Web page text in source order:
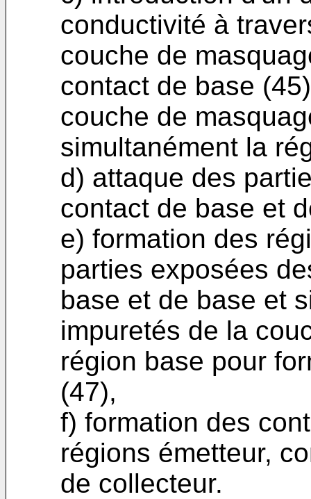
conductivité à
couche de
contact de base
couche de
simultanément la
d) attaque des
contact de base et
e) formation des
parties exposées
base et de base et
impuretés de la
région base pour
(47),
f) formation des
régions émetteur,
de collecteur.